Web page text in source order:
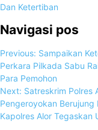
Dan Ketertiban
Navigasi pos
Previous: Sampaikan
Perkara Pilkada Sabu
Para Pemohon
Next: Satreskrim Polres
Pengeroyokan Berujung
Kapolres Alor Tegaskan